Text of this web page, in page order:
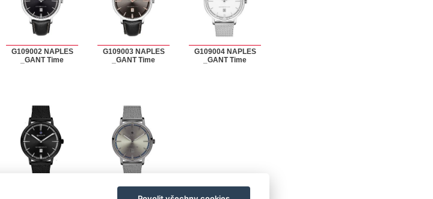
G109002 NAPLES
_GANT Time
G109003 NAPLES
_GANT Time
G109004 NAPLES
_GANT Time